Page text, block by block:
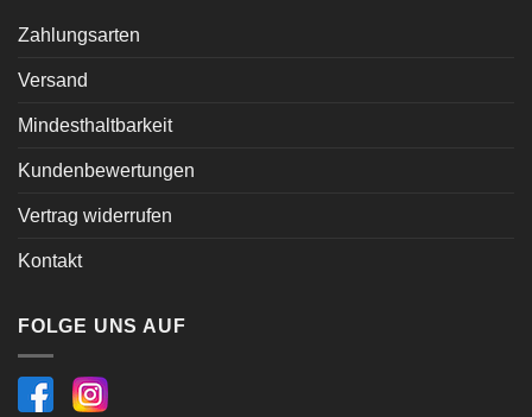
Zahlungsarten
Versand
Mindesthaltbarkeit
Kundenbewertungen
Vertrag widerrufen
Kontakt
FOLGE UNS AUF